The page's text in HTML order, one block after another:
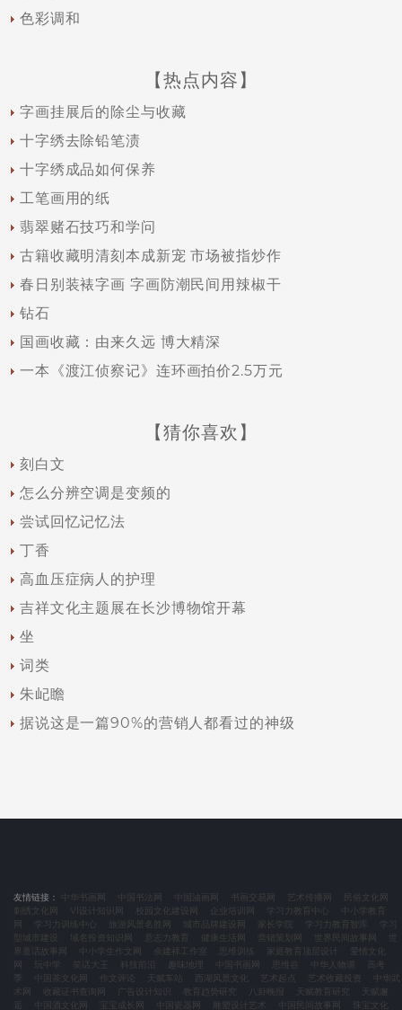
色彩调和
【热点内容】
字画挂展后的除尘与收藏
十字绣去除铅笔渍
十字绣成品如何保养
工笔画用的纸
翡翠赌石技巧和学问
古籍收藏明清刻本成新宠 市场被指炒作
春日别装裱字画 字画防潮民间用辣椒干
钻石
国画收藏：由来久远 博大精深
一本《渡江侦察记》连环画拍价2.5万元
【猜你喜欢】
刻白文
怎么分辨空调是变频的
尝试回忆记忆法
丁香
高血压症病人的护理
吉祥文化主题展在长沙博物馆开幕
坐
词类
朱屺瞻
据说这是一篇90%的营销人都看过的神级
友情链接： 中华书画网 中国书法网 中国油画网 书画交易网 艺术传播网
民俗文化网
刺绣文化网
VI设计知识网 校园文化建设网 企业培训网 学习力教育中心
中小学教育
网
学习力训练中心 旅游风景名胜网 城市品牌建设网 家长学院 学习力教育智库
学习
型城市建设
域名投资知识网 意志力教育 健康生活网 营销策划网 世界民间故事网
世
界童话故事网
中小学生作文网 余建祥工作室 思维训练 家庭教育顶层设计
爱情文化
网
玩中学 笑话大王 科技前沿 趣味地理 中国书画网 思维谷 中华人物谱
高考
季
中国茶文化网 作文评论 天赋车站 西湖风景文化 艺术起点 艺术收藏投资
中华武
术网
收藏证书查询网 广告设计知识 教育趋势研究 八卦晚报 天赋教育研究
天赋邂
中国酒文化网 宝宝成长网 中国瓷器网 雕塑设计艺术 中国民间故事网 珠宝文化